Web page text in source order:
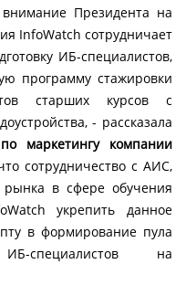
Президента на
InfoWatch сотрудничает
ИБ-специалистов,
программу стажировки
старших курсов с
- рассказала
маркетингу компании
сотрудничество с АИС,
рынка в сфере обучения
укрепить данное
в формирование пула
ИБ-специалистов на